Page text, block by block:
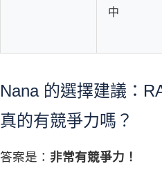
中
Nana 的選擇建議：
真的有競爭力嗎？
答案是： 非常有競爭力！